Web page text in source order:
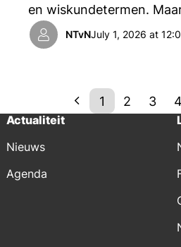
en wiskundetermen.
dat hij daadwerkelijk zelf
blijkt kleiner dan
taalkundige en
NTvNJuly 1, 2026 at
1 2 3 4
Actualiteit
Nieuws
Agenda